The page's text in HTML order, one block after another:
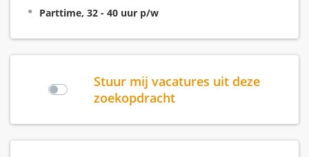
Parttime, 32 - 40 uur p/w
Stuur mij vacatures uit deze
zoekopdracht